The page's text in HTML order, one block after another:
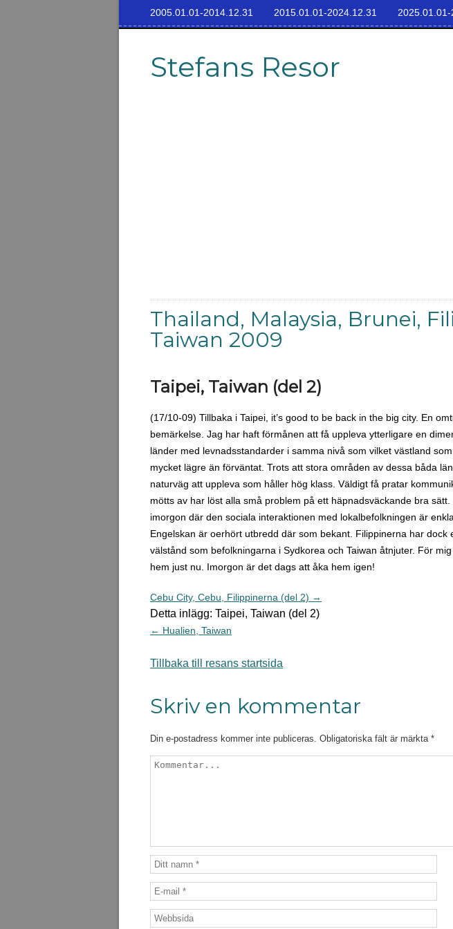
2005.01.01-2014.12.31 2015.01.01-2024.12.31 2025.01.01-
Stefans Resor
Thailand, Malaysia, Brunei,
Taiwan 2009
Taipei, Taiwan (del 2)
(17/10-09) Tillbaka i Taipei, it’s good to be back in the big city. En
bemärkelse. Jag har haft förmånen att få uppleva ytterligare en
länder med levnadsstandarder i samma nivå som vilket västland
mycket lägre än förväntat. Trots att stora områden av dessa båda
naturväg att uppleva som håller hög klass. Väldigt få pratar
mötts av har löst alla små problem på ett häpnadsväckande bra
imorgon där den sociala interaktionen med lokalbefolkningen är
Engelskan är oerhört utbredd där som bekant. Filippinerna har
välstånd som befolkningarna i Sydkorea och Taiwan åtnjuter. För
hem just nu. Imorgon är det dags att åka hem igen!
Cebu City, Cebu, Filippinerna (del 2) →
Detta inlägg: Taipei, Taiwan (del 2)
← Hualien, Taiwan
Tillbaka till resans startsida
Skriv en kommentar
Din e-postadress kommer inte publiceras. Obligatoriska fält är märkta *